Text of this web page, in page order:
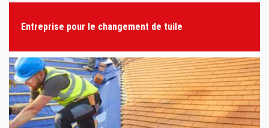
Entreprise pour le changement de tuile